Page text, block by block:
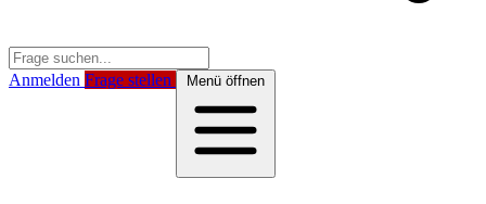
Anmelden Frage stellen Menü öffnen